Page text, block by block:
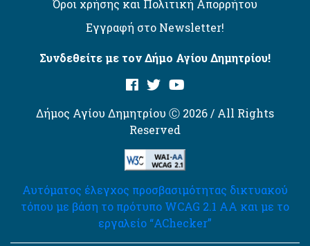
Όροι χρήσης και Πολιτική Απορρήτου
Εγγραφή στο Newsletter!
Συνδεθείτε με τον Δήμο Αγίου Δημητρίου!
Δήμος Αγίου Δημητρίου Ⓒ 2026 / All Rights
Reserved
Αυτόματος έλεγχος προσβασιμότητας δικτυακού
τόπου με βάση το πρότυπο WCAG 2.1 AA και με το
εργαλείο “AChecker”